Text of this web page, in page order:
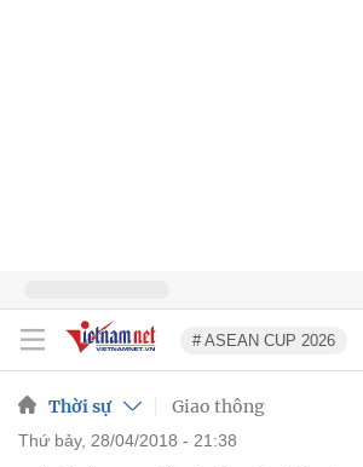
# ASEAN CUP 2026
Thời sự Giao thông
thứ bảy, 28/04/2018 - 21:38